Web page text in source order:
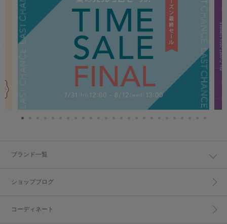
ブランド一覧
ショップブログ
コーディネート